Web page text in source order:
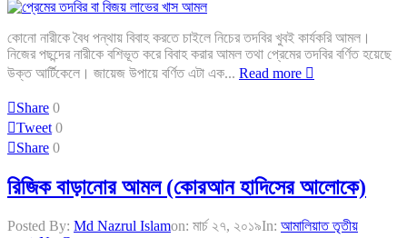
কোনো নারীকে বৈধ পন্থায় বিবাহ করতে চাইলে নিচের তদবির খুবই কার্যকরি আমল।
নিজের পছন্দের নারীকে বশিভূত করে বিবাহ করার আমল তথা প্রেমের তদবির বর্ণিত হয়েছে
উক্ত আর্টিকেলে। জায়েজ উপায়ে বর্ণিত এটা এক... Read more
Share 0
Tweet 0
Share 0
রিজিক বাড়ানোর আমল (কোরআন হাদিসের আলোকে)
Posted By: Md Nazrul Islamon: মার্চ ২৭, ২০১৯In: আমালিয়াত তৃতীয়